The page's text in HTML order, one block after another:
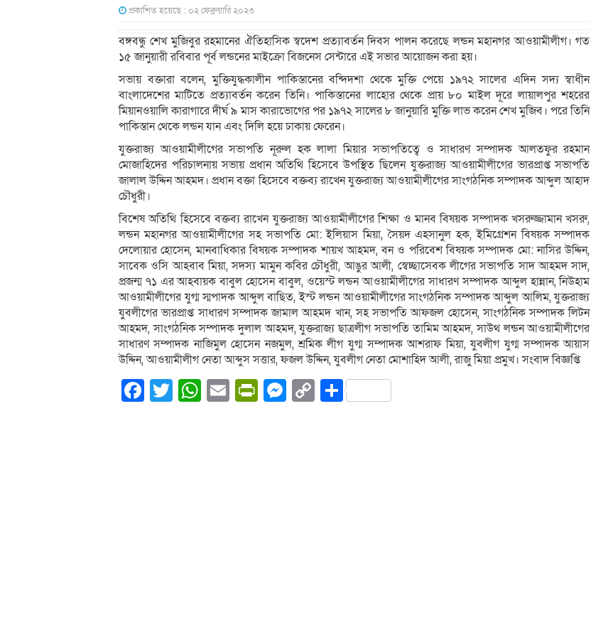
প্রকাশিত হয়েছে : ০২ ফেব্রুয়ারি ২০২৩
বঙ্গবন্ধু শেখ মুজিবুর রহমানের ঐতিহাসিক স্বদেশ প্রত্যাবর্তন দিবস পালন করেছে লন্ডন মহানগর আওয়ামীলীগ। গত
১৫ জানুয়ারী রবিবার পূর্ব লন্ডনের মাইক্রো বিজনেস সেন্টারে এই সভার আয়োজন করা হয়।
সভায় বক্তারা বলেন, মুক্তিযুদ্ধকালীন পাকিস্তানের বন্দিদশা থেকে মুক্তি পেয়ে ১৯৭২ সালের এদিন সদ্য স্বাধীন
বাংলাদেশের মাটিতে প্রত্যাবর্তন করেন তিনি। পাকিস্তানের লাহোর থেকে প্রায় ৮০ মাইল দূরে লায়ালপুর শহরের
মিয়ানওয়ালি কারাগারে দীর্ঘ ৯ মাস কারাভোগের পর ১৯৭২ সালের ৮ জানুয়ারি মুক্তি লাভ করেন শেখ মুজিব। পরে তিনি
পাকিস্তান থেকে লন্ডন যান এবং দিলি হয়ে ঢাকায় ফেরেন।
যুক্তরাজ্য আওয়ামীলীগের সভাপতি নূরুল হক লালা মিয়ার সভাপতিত্বে ও সাধারণ সম্পাদক আলতফুর রহমান
মোজাহিদের পরিচালনায় সভায় প্রধান অতিথি হিসেবে উপস্থিত ছিলেন যুক্তরাজ্য আওয়ামীলীগের ভারপ্রাপ্ত সভাপতি
জালাল উদ্দিন আহমদ। প্রধান বক্তা হিসেবে বক্তব্য রাখেন যুক্তরাজ্য আওয়ামীলীগের সাংগঠনিক সম্পাদক আব্দুল আহাদ
চৌধুরী।
বিশেষ অতিথি হিসেবে বক্তব্য রাখেন যুক্তরাজ্য আওয়ামীলীগের শিক্ষা ও মানব বিষয়ক সম্পাদক খসরুজ্জামান খসরু,
লন্ডন মহানগর আওয়ামীলীগের সহ সভাপতি মো: ইলিয়াস মিয়া, সৈয়দ এহসানুল হক, ইমিগ্রেশন বিষয়ক সম্পাদক
দেলোয়ার হোসেন, মানবাধিকার বিষয়ক সম্পাদক শায়খ আহমদ, বন ও পরিবেশ বিষয়ক সম্পাদক মো: নাসির উদ্দিন,
সাবেক ওসি আহবাব মিয়া, সদস্য মামুন কবির চৌধুরী, আঙুর আলী, স্বেচ্ছাসেবক লীগের সভাপতি সাদ আহমদ সাদ,
প্রজন্ম ৭১ এর আহবায়ক বাবুল হোসেন বাবুল, ওয়েস্ট লন্ডন আওয়ামীলীগের সাধারণ সম্পাদক আব্দুল হান্নান, নিউহাম
আওয়ামীলীগের যুগ্ম স্মপাদক আব্দুল বাছিত, ইস্ট লন্ডন আওয়ামীলীগের সাংগঠনিক সম্পাদক আব্দুল আলিম, যুক্তরাজ্য
যুবলীগের ভারপ্রাপ্ত সাধারণ সম্পাদক জামাল আহমদ খান, সহ সভাপতি আফজল হোসেন, সাংগঠনিক সম্পাদক লিটন
আহমদ, সাংগঠনিক সম্পাদক দুলাল আহমদ, যুক্তরাজ্য ছাত্রলীগ সভাপতি তামিম আহমদ, সাউথ লন্ডন আওয়ামীলীগের
সাধারণ সম্পাদক নাজিমুল হোসেন নজমুল, শ্রমিক লীগ যুগ্ম সম্পাদক আশরাফ মিয়া, যুবলীগ যুগ্ম সম্পাদক আয়াস
উদ্দিন, আওয়ামীলীগ নেতা আব্দুস সত্তার, ফজল উদ্দিন, যুবলীগ নেতা মোশাহিদ আলী, রাজু মিয়া প্রমুখ। সংবাদ বিজ্ঞপ্তি
Facebook
Twitter
WhatsApp
EmailPrintFriendly
Messenger
CopyShare